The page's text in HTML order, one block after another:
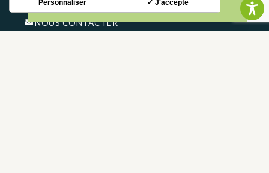
NOUS CONTACTER
✓ J'accepte
Personnaliser